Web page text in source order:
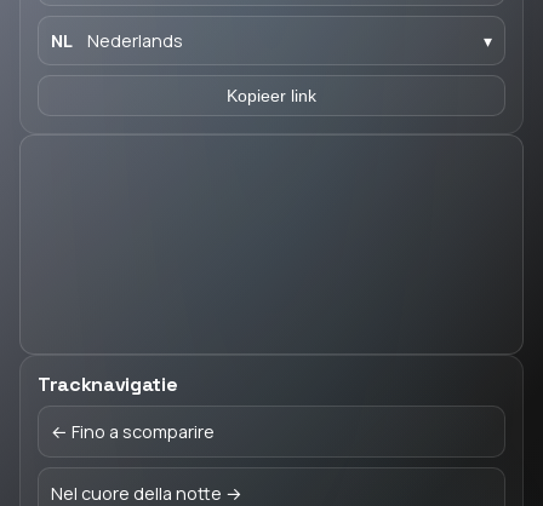
NL Nederlands ▾
Kopieer link
Tracknavigatie
← Fino a scomparire
Nel cuore della notte →